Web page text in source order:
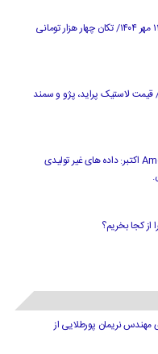
قیمت جدید دلار، یورو و سایر ارزها ۱۲ مهر ۱۴۰۴/ تکان چهار هزار تومانی
لاستیک پراید، پژو و سمند
سرمایه گذاری Americas FX News 3 اکتبر: داده های غیر تولیدی
مهندس نریمان پورطلایی از